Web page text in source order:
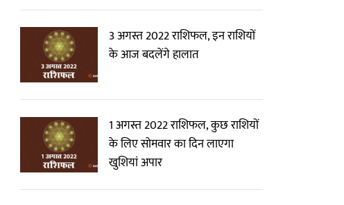
3 अगस्त 2022 राशिफल, इन राशियों
के आज बदलेंगे हालात
1 अगस्त 2022 राशिफल, कुछ राशियों
के लिए सोमवार का दिन लाएगा
खुशियां अपार